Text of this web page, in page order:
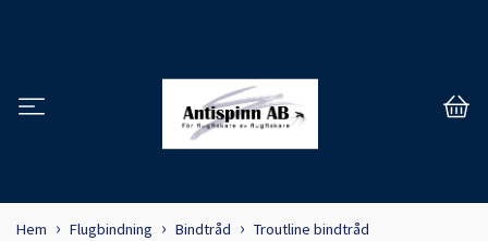
Hem Flugbindning Bindtråd Troutline bindtråd